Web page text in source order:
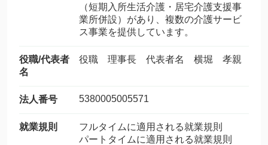
（短期入所生活介護・居宅介護支援事
業所併設）があり、複数の介護サービ
ス事業を提供しています。
役職/代表者
名
役職 理事長 代表者名 横堀 孝親
法人番号 5380005005571
就業規則
フルタイムに適用される就業規則
パートタイムに適用される就業規則